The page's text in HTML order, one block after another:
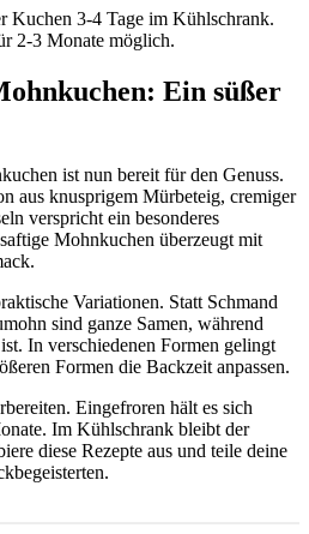
Kuchen 3-4 Tage im Kühlschrank.
2-3 Monate möglich.
Ein süßer
ist nun bereit für den Genuss.
aus knusprigem Mürbeteig, cremiger
verspricht ein besonderes
Mohnkuchen überzeugt mit
Variationen. Statt Schmand
sind ganze Samen, während
In verschiedenen Formen gelingt
Formen die Backzeit anpassen.
Eingefroren hält es sich
Im Kühlschrank bleibt der
diese Rezepte aus und teile deine